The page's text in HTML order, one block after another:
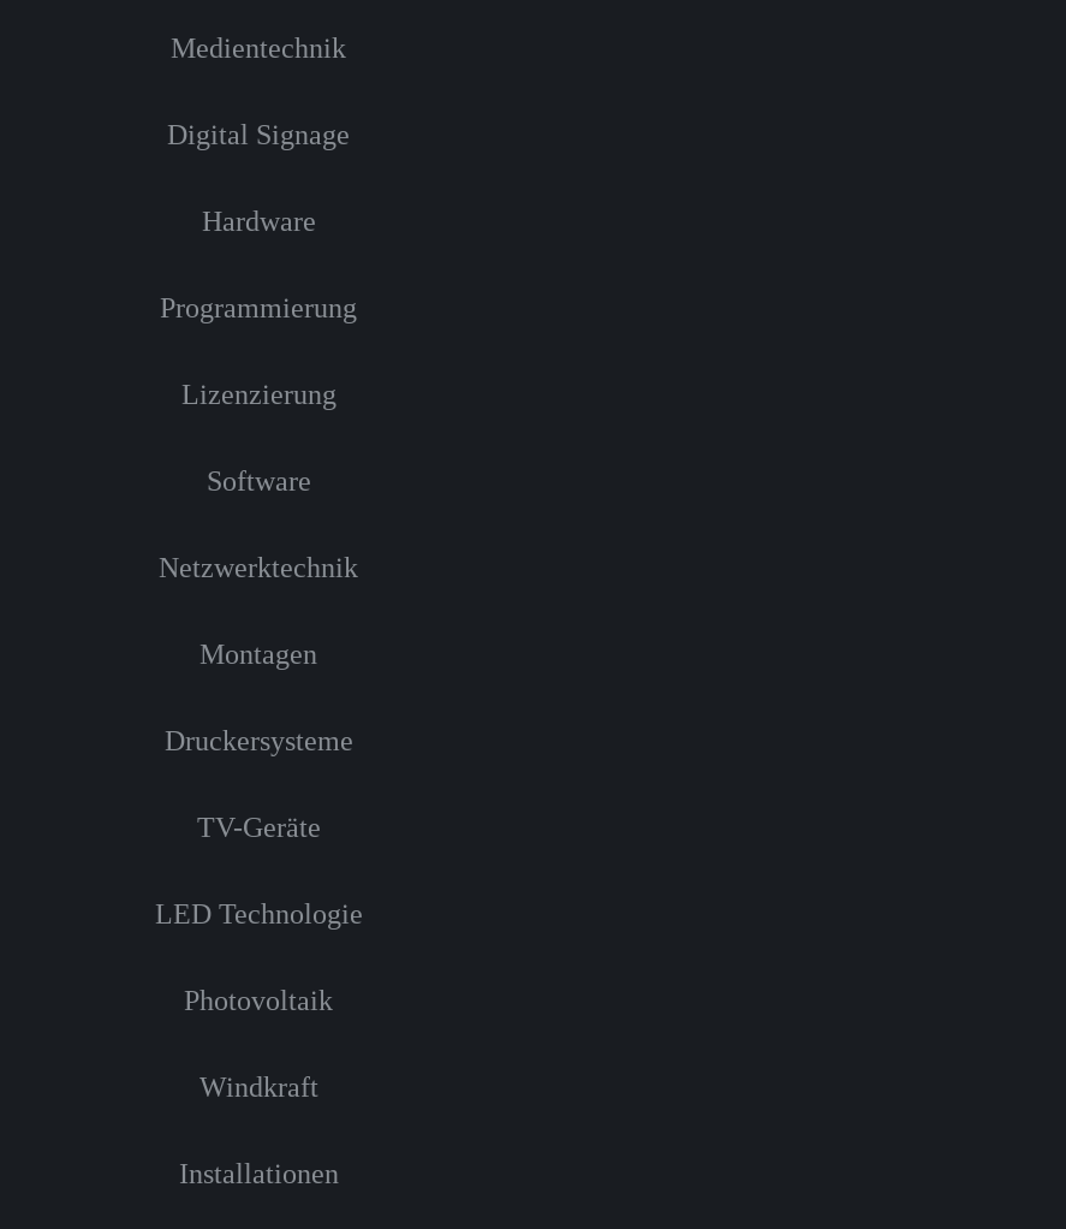
Medientechnik
Digital Signage
Hardware
Programmierung
Lizenzierung
Software
Netzwerktechnik
Montagen
Druckersysteme
TV-Geräte
LED Technologie
Photovoltaik
Windkraft
Installationen